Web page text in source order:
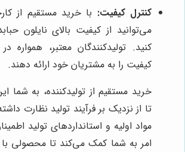
کنترل کیفیت: با خرید مستقیم از
می‌توانید از کیفیت بالای نایلون
کنید. تولیدکنندگان معتبر، همواره
کیفیت را به مشتریان خود ارائه دهند.
خرید مستقیم از تولیدکننده، به شما
تا از نزدیک بر فرآیند تولید نظارت
مواد اولیه و استانداردهای تولید
امر به شما کمک می‌کند تا محصولی